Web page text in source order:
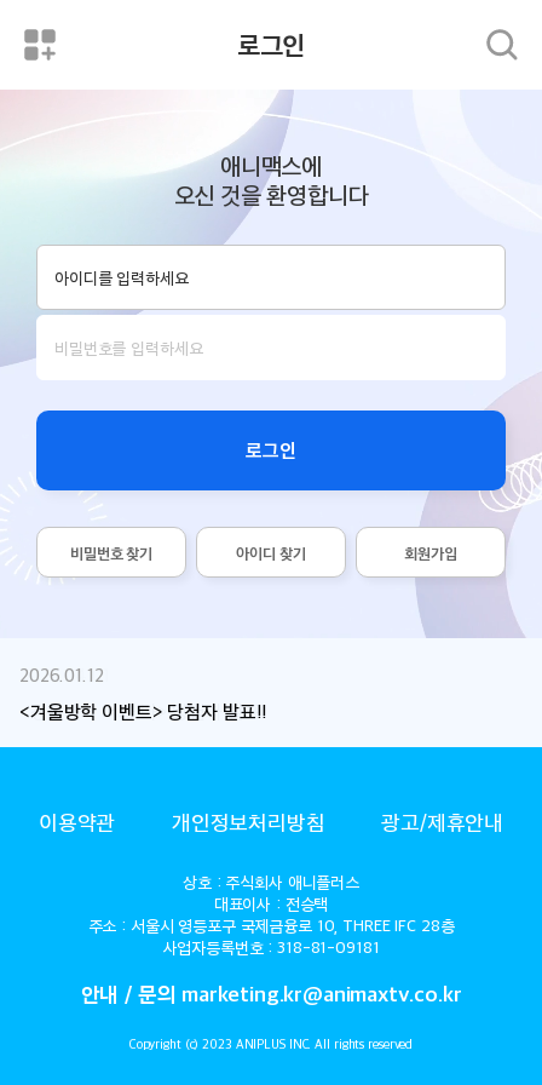
로그인
애니맥스에
오신 것을 환영합니다
로그인
비밀번호 찾기 아이디 찾기 회원가입
2026.04.01
<정반대의 너와 나> 당첨자 발표!
2026.01.12
<겨울방학 이벤트> 당첨자 발표!!
ANIMAX이용약관 개인정보처리방침 광고/제휴안내
상호 : 주식회사 애니플러스
대표이사 : 전승택
주소 : 서울시 영등포구 국제금융로 10, THREE IFC 28층
사업자등록번호 : 318-81-09181
안내 / 문의 marketing.kr@animaxtv.co.kr
Copyright (c) 2023 ANIPLUS INC. All rights reserved